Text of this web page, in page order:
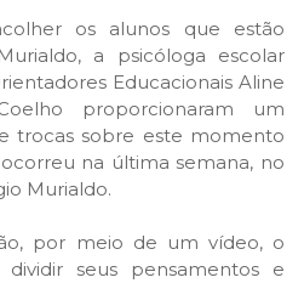
os alunos que estão
a psicóloga escolar
Educacionais Aline
proporcionaram um
trocas sobre este momento
na última semana, no
Murialdo.
por meio de um vídeo, o
seus pensamentos e